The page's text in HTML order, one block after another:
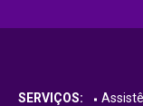
SERVIÇOS: